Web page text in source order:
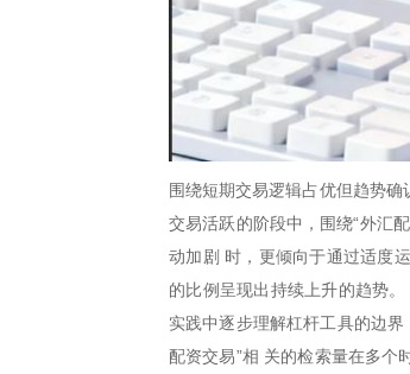
围绕短期交易逻辑占优但趋势
交易活跃的阶段中，围绕“外汇
动加剧 时，更倾向于通过适度
的比例呈现出持续上升的趋势
实践中逐步理解杠杆工具的边
配资交易”相 关的检索量在多个